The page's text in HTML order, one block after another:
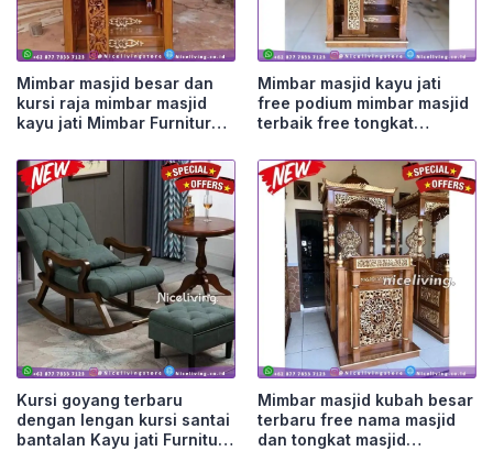
Mimbar masjid besar dan
kursi raja mimbar masjid
kayu jati Mimbar Furniture
Mimbar masjid kayu jati
free podium mimbar masjid
terbaik free tongkat
Kursi goyang terbaru
dengan lengan kursi santai
bantalan Kayu jati Furniture
Mimbar masjid kubah besar
terbaru free nama masjid
dan tongkat masjid